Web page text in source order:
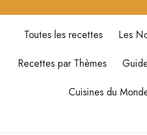
Toutes les recettes Les
Recettes par Thèmes
Cuisines du